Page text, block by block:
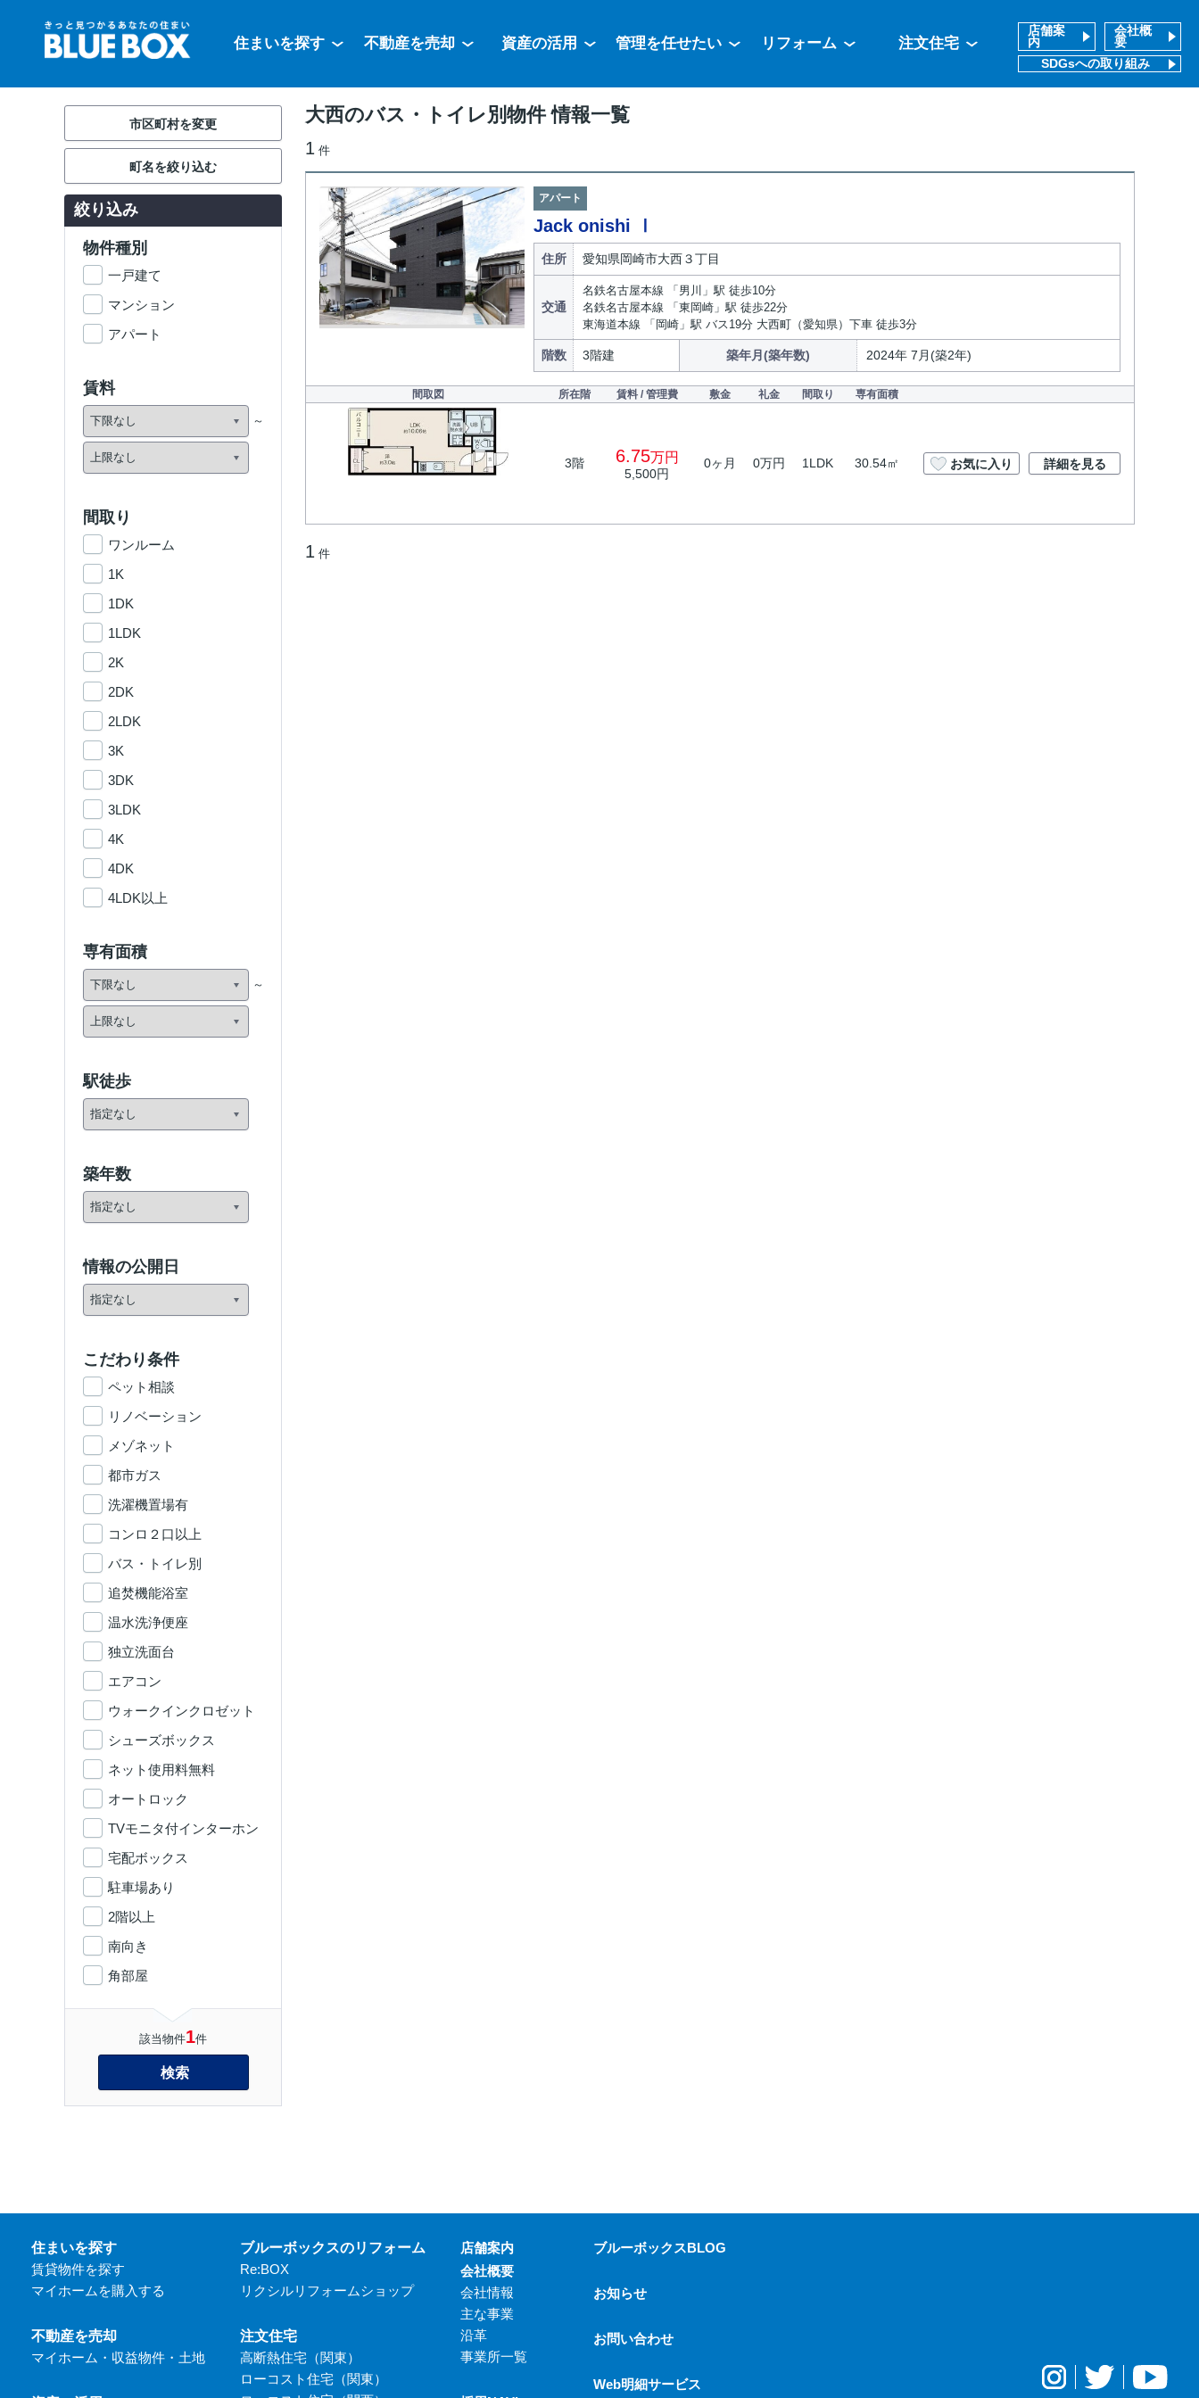
住まいを探す 不動産を売却 資産の活用 管理を任せたい リフォーム 注文住宅
店舗案
内
会社概
要
SDGsへの取り組み
大西のバス・トイレ別物件 情報一覧
1 件
アパート
Jack onishi Ⅰ
住所 愛知県岡崎市大西３丁目
交通
名鉄名古屋本線 「男川」駅 徒歩10分
名鉄名古屋本線 「東岡崎」駅 徒歩22分
東海道本線 「岡崎」駅 バス19分 大西町（愛知県）下車 徒歩3分
階数 3階建 築年月(築年数) 2024年 7月(築2年)
間取図 所在階 賃料 / 管理費 敷金 礼金 間取り 専有面積
3階 6.75万円
5,500円
0ヶ月 0万円 1LDK 30.54㎡ お気に入り 詳細を見る
1 件
市区町村を変更
町名を絞り込む
絞り込み
物件種別
一戸建て
マンション
アパート
賃料
間取り
ワンルーム
1K
1DK
1LDK
2K
2DK
2LDK
3K
3DK
3LDK
4K
4DK
4LDK以上
専有面積
駅徒歩
築年数
情報の公開日
こだわり条件
ペット相談
リノベーション
メゾネット
都市ガス
洗濯機置場有
コンロ２口以上
バス・トイレ別
追焚機能浴室
温水洗浄便座
独立洗面台
エアコン
ウォークインクロゼット
シューズボックス
ネット使用料無料
オートロック
TVモニタ付インターホン
宅配ボックス
駐車場あり
2階以上
南向き
角部屋
該当物件1件
検索
住まいを探す
賃貸物件を探す
マイホームを購入する
不動産を売却
マイホーム・収益物件・土地
ブルーボックスのリフォーム
Re:BOX
リクシルリフォームショップ
注文住宅
高断熱住宅（関東）
ローコスト住宅（関東）
店舗案内
会社概要
会社情報
主な事業
沿革
事業所一覧
ブルーボックスBLOG
お知らせ
お問い合わせ
Web明細サービス